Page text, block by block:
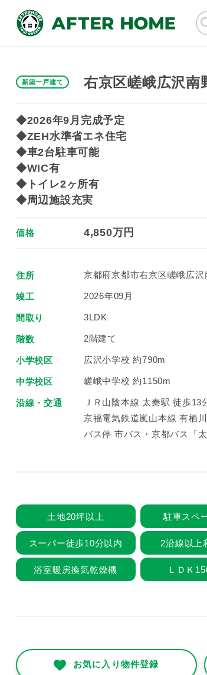
新築一戸建て 右京区嵯峨広沢南
◆2026年9月完成予定
◆ZEH水準省エネ住宅
◆車2台駐車可能
◆WIC有
◆トイレ2ヶ所有
◆周辺施設充実
価格 4,850万円
住所 京都府京都市右京区嵯峨広沢
竣工 2026年09月
間取り 3LDK
階数 2階建て
小学校区 広沢小学校 約790m
中学校区 嵯峨中学校 約1150m
沿線・交通
ＪＲ山陰本線 太秦駅 徒歩13
京福電気鉄道嵐山本線 有栖
バス停 市バス・京都バス「
土地20坪以上 駐車スペ
スーパー徒歩10分以内 2沿線以上
浴室暖房換気乾燥機 ＬＤＫ
お気に入り物件登録